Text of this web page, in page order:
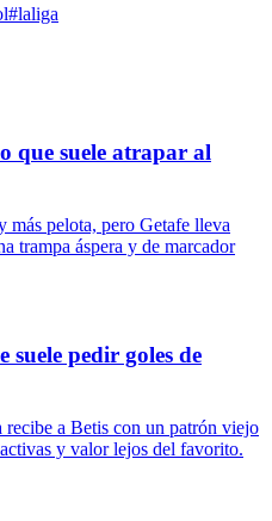
#laliga
que suele atrapar al
más pelota, pero Getafe lleva
trampa áspera y de marcador
suele pedir goles de
a Betis con un patrón viejo
y valor lejos del favorito.